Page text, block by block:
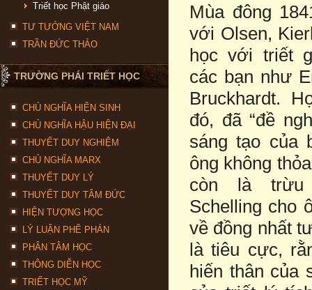
Triết học Phật giáo
TƯ TƯỞNG VIỆT NAM
TRẦN ĐỨC THẢO
TRƯỜNG PHÁI TRIẾT HỌC
CHỦ NGHĨA HIỆN SINH
CHỦ NGHĨA HẬU HIỆN ĐẠI
THUYẾT DUY NGHIỆM
CHỦ NGHĨA MARX
THUYẾT DUY LÝ
THUYẾT DUY TÂM ĐỨC
HIỆN TƯỢNG HỌC
LÝ LUẬN PHÊ PHÁN
PHÂN TÂM HỌC
THÔNG DIỄN HỌC
TRIẾT HỌC MỸ
Mùa đông
với Olsen,
học với triết
các bạn như
Bruckhardt.
đó, đã “đề
sáng tạo của
ông không
còn là trừu
Schelling cho
về đồng nhất
là tiêu cực,
hiến thân của